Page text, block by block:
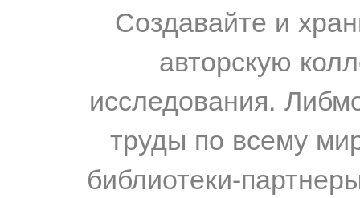
Создавайте и
авторскую
исследования.
труды по всему
библиотеки-